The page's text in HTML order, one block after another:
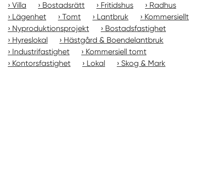
Villa Bostadsrätt Fritidshus
Radhus
Lägenhet
Tomt Lantbruk
Kommersiellt
Nyproduktionsprojekt
Bostadsfastighet
Hyreslokal
Hästgård & Boendelantbruk
Industrifastighet
Kommersiell tomt
Kontorsfastighet
Lokal Skog & Mark